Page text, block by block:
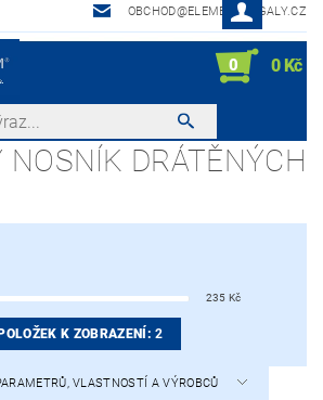
OBCHOD@ELEMENTREGALY.CZ
0 0 Kč
NOSNÍK DRÁTĚNÝCH
235 Kč
POLOŽEK K ZOBRAZENÍ:2
VLASTNOSTÍ A VÝROBCŮ